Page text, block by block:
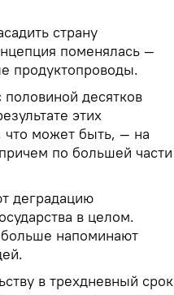
страну
поменялась —
продуктопроводы.
десятков
этих
что может быть, — на
по большей части
деградацию
в целом.
напоминают
в трехдневный срок